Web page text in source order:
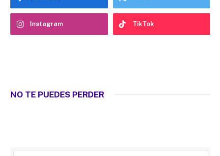
Instagram TikTok
NO TE PUEDES PERDER